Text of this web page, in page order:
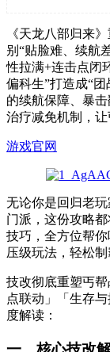
《天龙八部归来
别“贴脸难、续航
性拉满+连击点闭
偏科生”打造成“
的续航保障、暴
治疗减免机制，让
游戏官网
无论你是回归老
门派，这份攻略
技巧，全方位帮
压级玩法，轻松制
技改彻底重塑丐
点联动」「生存
度解读：